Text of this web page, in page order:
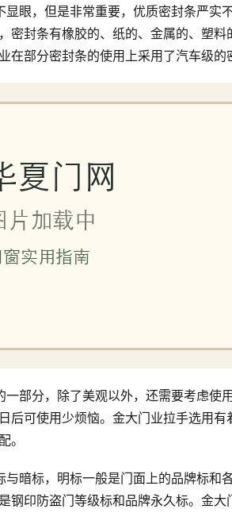
眼，但是非常重要，优质密封条严实
密封条有橡胶的、纸的、金属的、塑
在部分密封条的使用上采用了汽车级的
一部分，除了美观以外，还需要考虑使
后可使用少烦恼。金大门业拉手选用
。
与暗标，明标一般是门面上的品牌标和
钢印防盗门等级标和品牌永久标。金